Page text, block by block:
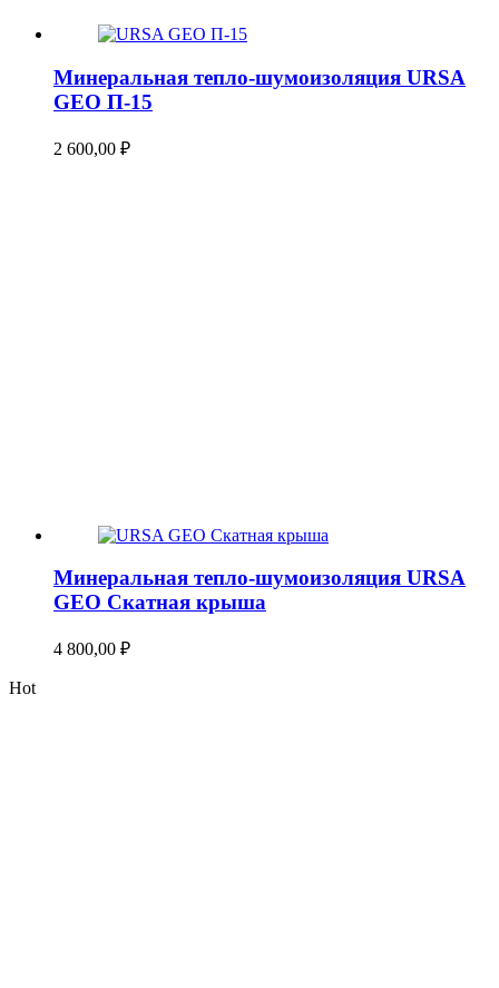
Минеральная тепло-шумоизоляция URSA
GEO П-15
2 600,00 ₽
Минеральная тепло-шумоизоляция URSA
GEO Скатная крыша
4 800,00 ₽
Hot